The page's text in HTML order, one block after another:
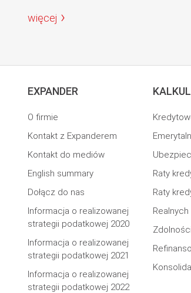
więcej
EXPANDER
O firmie
Kontakt z Expanderem
Kontakt do mediów
English summary
Dołącz do nas
Informacja o realizowanej
strategii podatkowej 2020
Informacja o realizowanej
strategii podatkowej 2021
Informacja o realizowanej
strategii podatkowej 2022
Raty
Raty